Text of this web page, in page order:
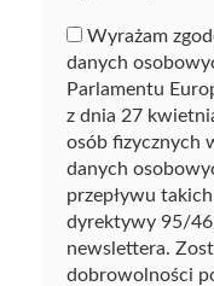
Wyrażam
danych
Parlamentu
z dnia 27
osób fizycznych
danych
przepływu
dyrektywy 95/
newslettera.
dobrowolności